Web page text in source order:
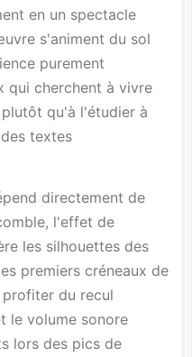
en un spectacle
s'animent du sol
purement
qui cherchent à vivre
qu'à l'étudier à
textes
directement de
l'effet de
les silhouettes des
premiers créneaux de
profiter du recul
le volume sonore
lors des pics de